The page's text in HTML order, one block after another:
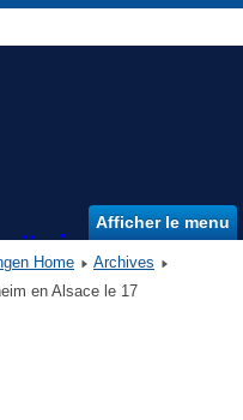
Afficher le menu
Home
Archives
en Alsace le 17